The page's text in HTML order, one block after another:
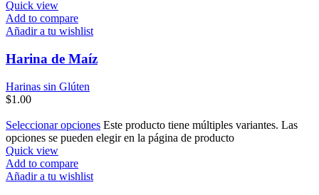
Quick view
Add to compare
Añadir a tu wishlist
Harina de Maíz
Harinas sin Glúten
$1.00
Seleccionar opciones Este producto tiene múltiples variantes. Las
opciones se pueden elegir en la página de producto
Quick view
Add to compare
Añadir a tu wishlist